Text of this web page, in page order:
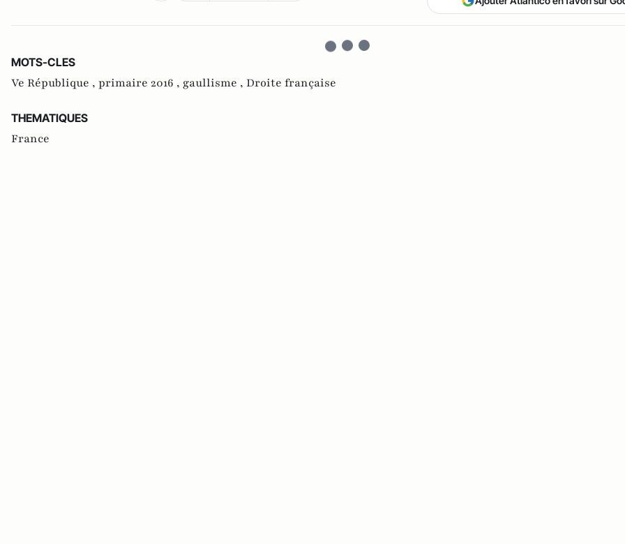
MOTS-CLES
Ve République , primaire 2016 , gaullisme , Droite française
THEMATIQUES
France